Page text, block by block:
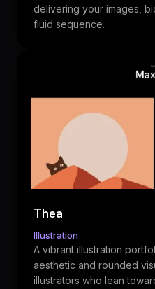
delivering your images,
fluid sequence.
Thea
Illustration
A vibrant illustration
aesthetic and rounded
illustrators who lean